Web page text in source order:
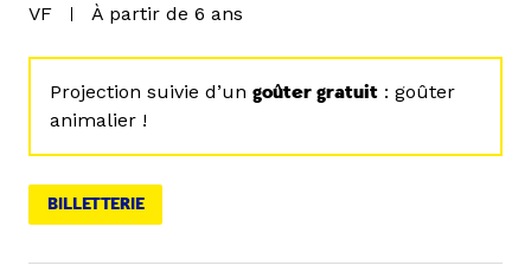
VF À partir de 6 ans
Projection suivie d’un goûter gratuit : goûter
animalier !
BILLETTERIE